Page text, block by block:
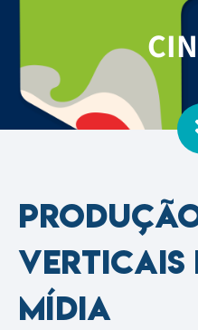
verticais
mídia